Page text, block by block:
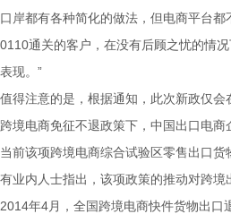
口岸都有各种简化的做法，但电商平台
0110通关的客户，在没有后顾之忧的情
表现。”
值得注意的是，根据通知，此次新政仅会
跨境电商免征不退政策下，中国出口电商
当前该项跨境电商综合试验区零售出口
有业内人士指出，该项政策的推动对跨
2014年4月，全国跨境电商快件货物出口